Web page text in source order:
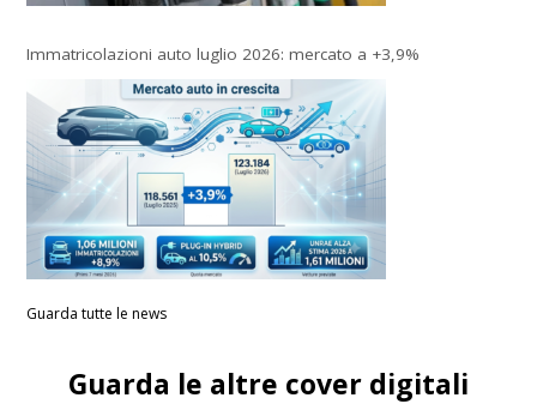
Immatricolazioni auto luglio 2026: mercato a +3,9%
Guarda tutte le news
Guarda le altre cover digitali